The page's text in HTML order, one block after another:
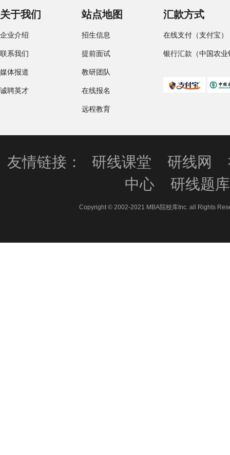
关于我们
企业介绍
联系我们
媒体报道
诚聘英才
站点地图
招生信息
提前面试
教研团队
在线报名
远程教育
汇款方式
在线支付（支付宝）
银行汇款（中国农业
友情链接： 研线课堂 研线网
中心
研线题库
Copyright © 2002-2021 MBA院校库Inc. all Rights